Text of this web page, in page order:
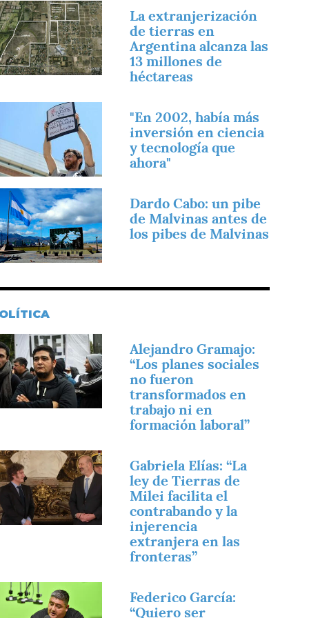
La extranjerización
de tierras en
Argentina alcanza las
13 millones de
héctareas
"En 2002, había más
inversión en ciencia
y tecnología que
ahora"
Dardo Cabo: un pibe
de Malvinas antes de
los pibes de Malvinas
Alejandro Gramajo:
“Los planes sociales
no fueron
transformados en
trabajo ni en
formación laboral”
Gabriela Elías: “La
ley de Tierras de
Milei facilita el
contrabando y la
injerencia
extranjera en las
fronteras”
Federico García:
“Quiero ser